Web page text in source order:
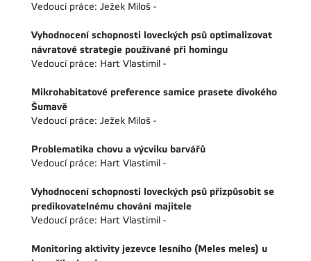
Vedoucí práce: Ježek Miloš -
Vyhodnocení schopnosti loveckých psů optimalizovat
návratové strategie používané při homingu
Vedoucí práce: Hart Vlastimil -
Mikrohabitatové preference samice prasete divokého
Šumavě
Vedoucí práce: Ježek Miloš -
Problematika chovu a výcviku barvářů
Vedoucí práce: Hart Vlastimil -
Vyhodnocení schopnosti loveckých psů přizpůsobit se
predikovatelnému chování majitele
Vedoucí práce: Hart Vlastimil -
Monitoring aktivity jezevce lesního (Meles meles) u